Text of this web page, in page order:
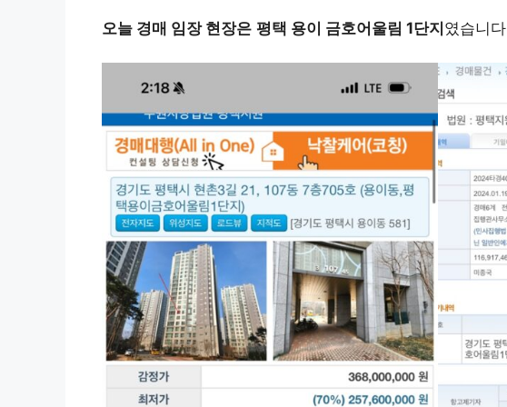
오늘 경매 임장 현장은 평택 용이 금호어울림 1단지였습니다